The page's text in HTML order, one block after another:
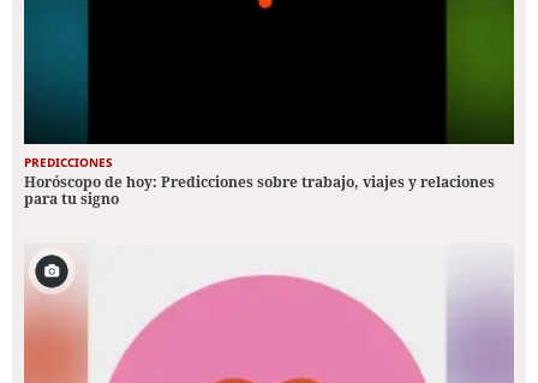
PREDICCIONES
Horóscopo de hoy: Predicciones sobre trabajo, viajes y relaciones
para tu signo